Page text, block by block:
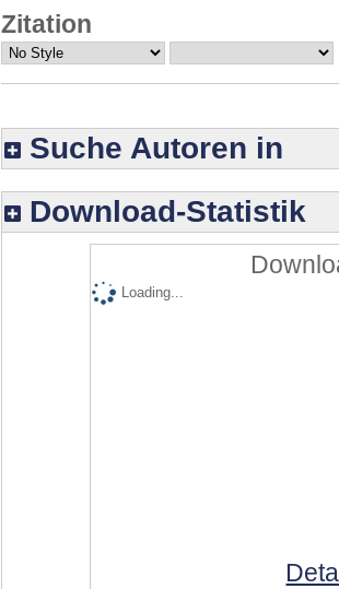
Zitation
Suche Autoren in
Download-Statistik
Loading...